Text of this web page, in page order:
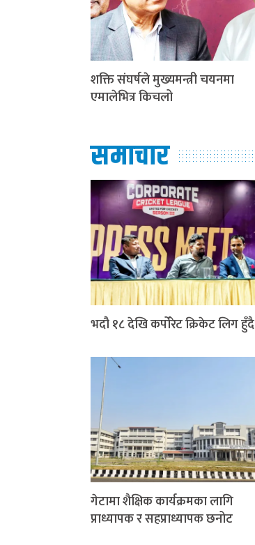
शक्ति संघर्षले मुख्यमन्त्री चयनमा
एमालेभित्र किचलो
समाचार
भदौ १८ देखि कर्पोरेट क्रिकेट लिग हुँदै
गेटामा शैक्षिक कार्यक्रमका लागि
प्राध्यापक र सहप्राध्यापक छनोट